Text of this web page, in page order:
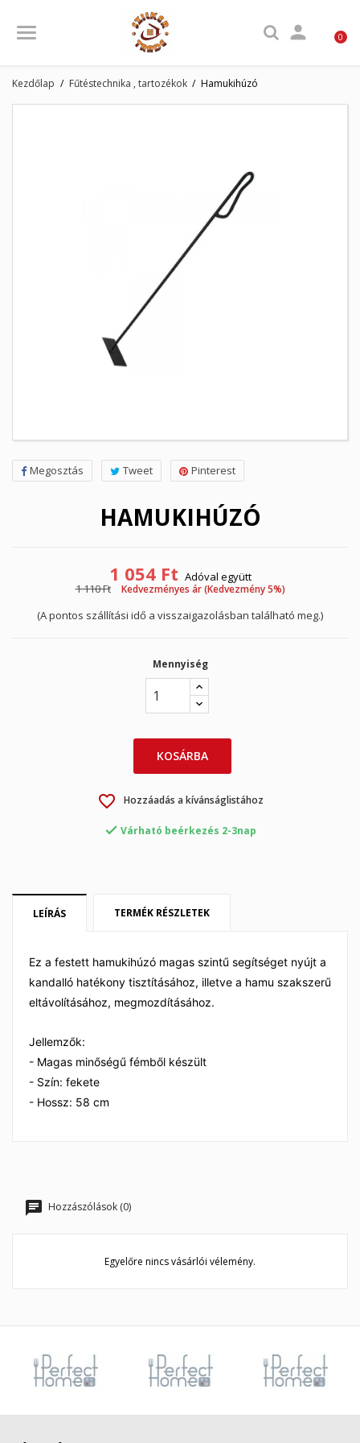
 0
Kezdőlap Fűtéstechnika , tartozékok Hamukihúzó
Megosztás Tweet Pinterest
HAMUKIHÚZÓ
1 054 Ft Adóval együtt
1 110 Ft
Kedvezményes ár (Kedvezmény 5%)
(A pontos szállítási idő a visszaigazolásban található meg.)
Mennyiség
KOSÁRBA
favorite_border Hozzáadás a kívánságlistához
 Várható beérkezés 2-3nap
LEÍRÁS TERMÉK RÉSZLETEK
Ez a festett hamukihúzó magas szintű segítséget nyújt a
kandalló hatékony tisztításához, illetve a hamu szakszerű
eltávolításához, megmozdításához.
Jellemzők:
- Magas minőségű fémből készült
- Szín: fekete
- Hossz: 58 cm
Hozzászólások (0)
Egyelőre nincs vásárlói vélemény.
Kívánságlista létrehozása
Bejelentkezés
Mégsem